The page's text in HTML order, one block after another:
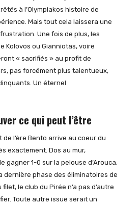
à l’Olympiakos histoire de
Mais tout cela laissera une
Une fois de plus, les
Kolovos ou Gianniotas, voire
« sacrifiés » au profit de
pas forcément plus talentueux,
Un éternel
ce qui peut l’être
l’ère Bento arrive au coeur du
exactement. Dos au mur,
gagner 1-0 sur la pelouse d’Arouca,
dernière phase des éliminatoires de
le club du Pirée n’a pas d’autre
Toute autre issue serait un